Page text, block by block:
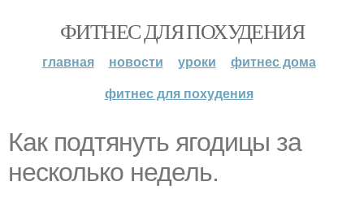
ФИТНЕС ДЛЯ ПОХУДЕНИЯ
главная новости уроки
фитнес дома
фитнес для похудения
Как подтянуть ягодицы за
несколько недель.